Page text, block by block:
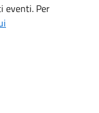
eventi. Per